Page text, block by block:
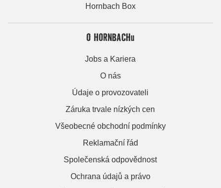
Hornbach Box
O HORNBACHu
Jobs a Kariera
O nás
Údaje o provozovateli
Záruka trvale nízkých cen
Všeobecné obchodní podmínky
Reklamační řád
Společenská odpovědnost
Ochrana údajů a právo